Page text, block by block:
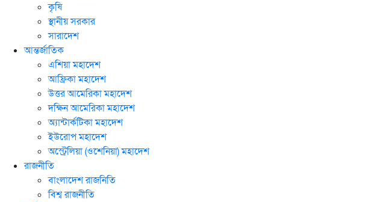
কৃষি
স্থানীয় সরকার
সারাদেশ
আন্তর্জাতিক
এশিয়া মহাদেশ
আফ্রিকা মহাদেশ
উত্তর আমেরিকা মহাদেশ
দক্ষিন আমেরিকা মহাদেশ
অ্যান্টার্কটিকা মহাদেশ
ইউরোপ মহাদেশ
অস্ট্রেলিয়া (ওশেনিয়া) মহাদেশ
রাজনীতি
বাংলাদেশ রাজনিতি
বিশ্ব রাজনীতি